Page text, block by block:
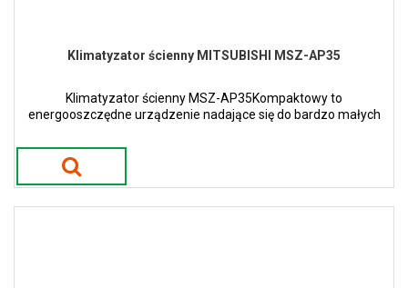
Klimatyzator ścienny MITSUBISHI MSZ-AP35
Klimatyzator ścienny MSZ-AP35Kompaktowy to
energooszczędne urządzenie nadające się do bardzo małych